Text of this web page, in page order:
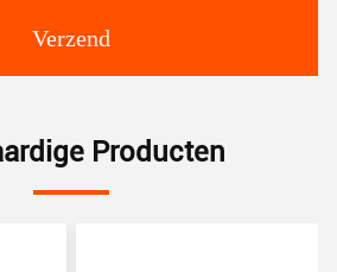
Verzend
Producten